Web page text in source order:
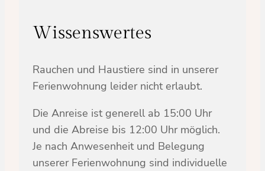
Wissenswertes
Rauchen und Haustiere sind in unserer
Ferienwohnung leider nicht erlaubt.
Die Anreise ist generell ab 15:00 Uhr
und die Abreise bis 12:00 Uhr möglich.
Je nach Anwesenheit und Belegung
unserer Ferienwohnung sind individuelle